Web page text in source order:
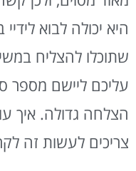
היא יכולה לבוא
שתוכלו להצליח
עליכם ליישם מספר
הצלחה גדולה. איך
צריכים לעשות זה